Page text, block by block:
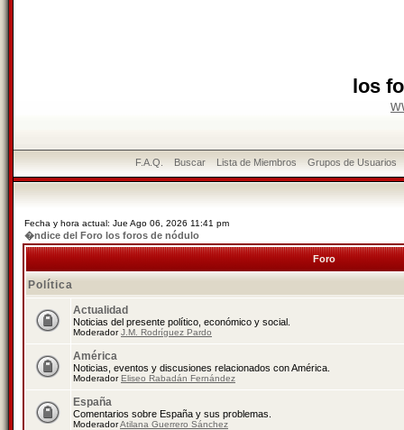
los
F.A.Q. Buscar Lista de Miembros Grupos de Usuarios
Fecha y hora actual: Jue Ago 06, 2026 11:41 pm
�ndice del Foro los foros de nódulo
Foro
Política
Actualidad
Noticias del presente político, económico y social.
ModeradorJ.M. Rodríguez Pardo
América
Noticias, eventos y discusiones relacionados con América.
ModeradorEliseo Rabadán Fernández
España
Comentarios sobre España y sus problemas.
ModeradorAtilana Guerrero Sánchez